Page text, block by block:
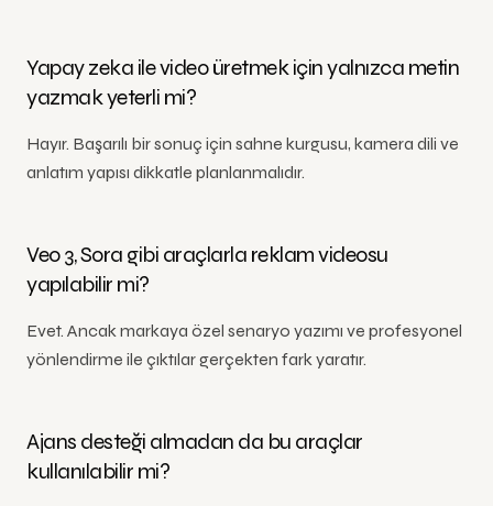
Yapay zeka ile video üretmek için yalnızca metin
yazmak yeterli mi?
Hayır. Başarılı bir sonuç için sahne kurgusu, kamera dili ve
anlatım yapısı dikkatle planlanmalıdır.
Veo 3, Sora gibi araçlarla reklam videosu
yapılabilir mi?
Evet. Ancak markaya özel senaryo yazımı ve profesyonel
yönlendirme ile çıktılar gerçekten fark yaratır.
Ajans desteği almadan da bu araçlar
kullanılabilir mi?